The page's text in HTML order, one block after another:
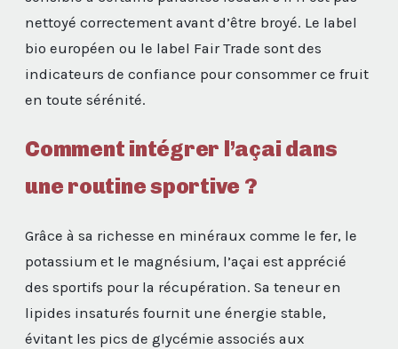
nettoyé correctement avant d’être broyé. Le label
bio européen ou le label Fair Trade sont des
indicateurs de confiance pour consommer ce fruit
en toute sérénité.
Comment intégrer l’açai dans
une routine sportive ?
Grâce à sa richesse en minéraux comme le fer, le
potassium et le magnésium, l’açai est apprécié
des sportifs pour la récupération. Sa teneur en
lipides insaturés fournit une énergie stable,
évitant les pics de glycémie associés aux